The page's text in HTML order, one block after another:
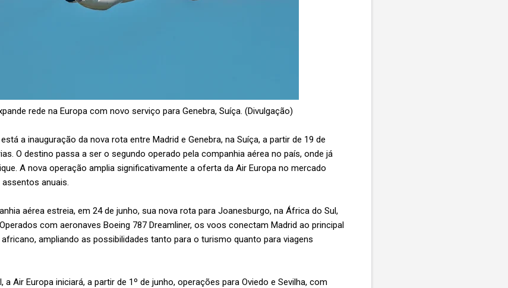
rede na Europa com novo serviço para Genebra, Suíça. (Divulgação)
a inauguração da nova rota entre Madrid e Genebra, na Suíça, a partir de 19 de
O destino passa a ser o segundo operado pela companhia aérea no país, onde já
A nova operação amplia significativamente a oferta da Air Europa no mercado
anuais.
aérea estreia, em 24 de junho, sua nova rota para Joanesburgo, na África do Sul,
com aeronaves Boeing 787 Dreamliner, os voos conectam Madrid ao principal
ampliando as possibilidades tanto para o turismo quanto para viagens
Air Europa iniciará, a partir de 1º de junho, operações para Oviedo e Sevilha, com